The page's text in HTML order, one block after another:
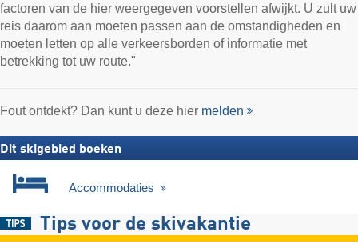
factoren van de hier weergegeven voorstellen afwijkt. U zult uw
reis daarom aan moeten passen aan de omstandigheden en
moeten letten op alle verkeersborden of informatie met
betrekking tot uw route."
Fout ontdekt? Dan kunt u deze hier melden
Dit skigebied boeken
Accommodaties
Tips voor de skivakantie